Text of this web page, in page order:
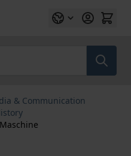
& Communication